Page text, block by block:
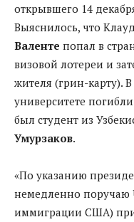
открывшего 14
Выяснилось, что
Валенте попал в
визовой лотереи и
жителя (грин-карту). В
университете
был студент из
Умурзаков.
«По указанию
немедленно поручаю
иммиграции США)